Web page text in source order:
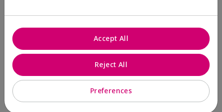
brushes.
ConclusiónSí, recomendaría a un amigo
¿Le ha resultado útil esta
opinión?
Preferences
Reject All
Accept All